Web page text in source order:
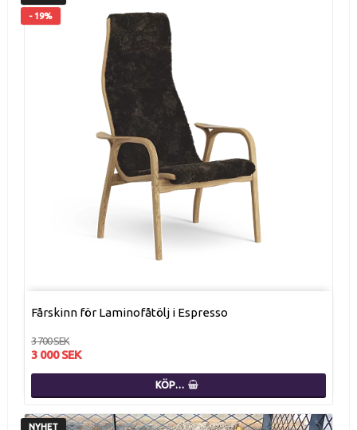
- 19%
Fårskinn för Laminofåtölj i Espresso
3 700 SEK
3 000 SEK
KÖP…
NYHET